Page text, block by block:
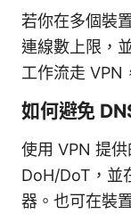
若你在多個裝
連線數上限，
工作流走 VPN
如何避免
使用 VPN 提
DoH/DoT，並
器。也可在裝